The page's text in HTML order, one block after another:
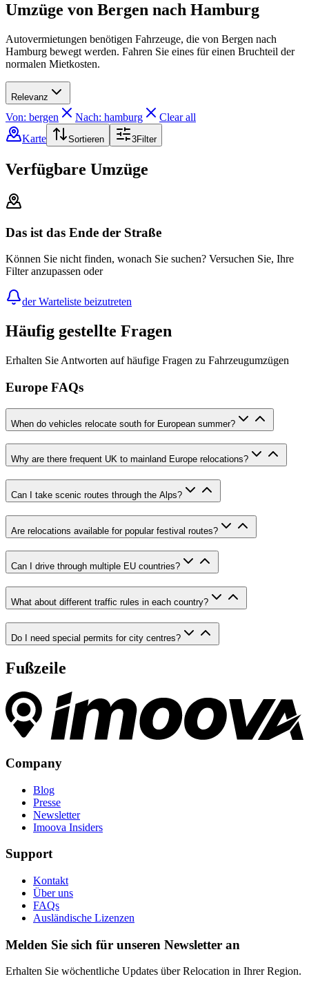
Umzüge von Bergen nach Hamburg
Autovermietungen benötigen Fahrzeuge, die von Bergen nach
Hamburg bewegt werden. Fahren Sie eines für einen Bruchteil der
normalen Mietkosten.
Relevanz
Von: bergen Nach: hamburg
Clear all
Karte
Sortieren 3Filter
Verfügbare Umzüge
Das ist das Ende der Straße
Können Sie nicht finden, wonach Sie suchen? Versuchen Sie, Ihre
Filter anzupassen oder
der Warteliste beizutreten
Häufig gestellte Fragen
Erhalten Sie Antworten auf häufige Fragen zu Fahrzeugumzügen
Europe FAQs
When do vehicles relocate south for European summer?
Why are there frequent UK to mainland Europe relocations?
Can I take scenic routes through the Alps?
Are relocations available for popular festival routes?
Can I drive through multiple EU countries?
What about different traffic rules in each country?
Do I need special permits for city centres?
Fußzeile
Company
Blog
Presse
Newsletter
Imoova Insiders
Support
Kontakt
Über uns
FAQs
Ausländische Lizenzen
Melden Sie sich für unseren Newsletter an
Erhalten Sie wöchentliche Updates über Relocation in Ihrer Region.